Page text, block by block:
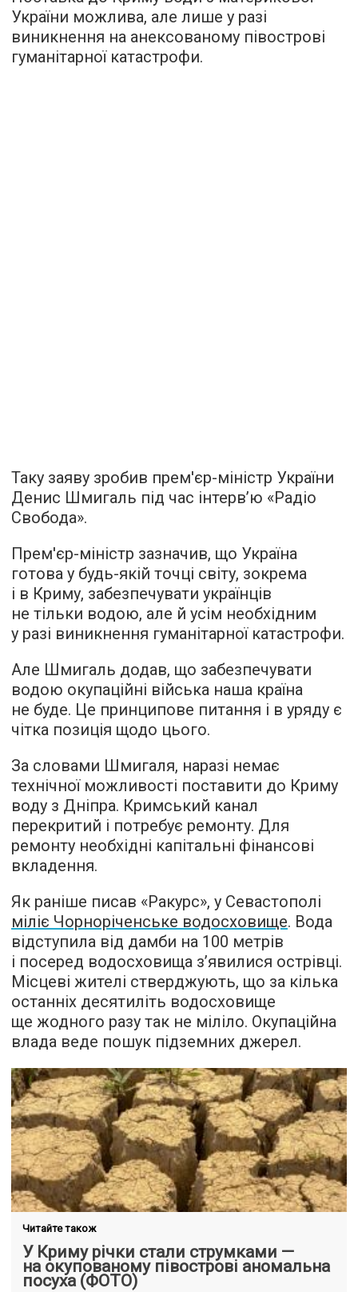
України можлива, але лише у разі
виникнення на анексованому півострові
гуманітарної катастрофи.
Таку заяву зробив прем'єр-міністр України
Денис Шмигаль під час інтерв’ю «Радіо
Свобода».
Прем'єр-міністр зазначив, що Україна
готова у будь-якій точці світу, зокрема
і в Криму, забезпечувати українців
не тільки водою, але й усім необхідним
у разі виникнення гуманітарної катастрофи.
Але Шмигаль додав, що забезпечувати
водою окупаційні війська наша країна
не буде. Це принципове питання і в уряду є
чітка позиція щодо цього.
За словами Шмигаля, наразі немає
технічної можливості поставити до Криму
воду з Дніпра. Кримський канал
перекритий і потребує ремонту. Для
ремонту необхідні капітальні фінансові
вкладення.
Як раніше писав «Ракурс», у Севастополі
міліє Чорноріченське водосховище. Вода
відступила від дамби на 100 метрів
і посеред водосховища з’явилися острівці.
Місцеві жителі стверджують, що за кілька
останніх десятиліть водосховище
ще жодного разу так не міліло. Окупаційна
влада веде пошук підземних джерел.
Читайте також
У Криму річки стали струмками —
на окупованому півострові аномальна
посуха (ФОТО)